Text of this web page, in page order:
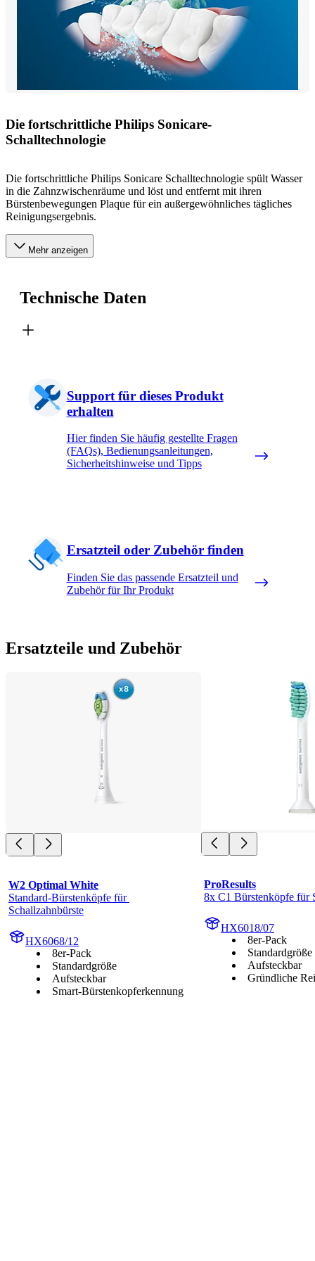
Die fortschrittliche Philips Sonicare-
Schalltechnologie
Die fortschrittliche Philips Sonicare Schalltechnologie spült Wasser
in die Zahnzwischenräume und löst und entfernt mit ihren
Bürstenbewegungen Plaque für ein außergewöhnliches tägliches
Reinigungsergebnis.
Mehr anzeigen
Technische Daten
Support für dieses Produkt
erhalten
Hier finden Sie häufig gestellte Fragen
(FAQs), Bedienungsanleitungen,
Sicherheitshinweise und Tipps
Ersatzteil oder Zubehör finden
Finden Sie das passende Ersatzteil und
Zubehör für Ihr Produkt
Ersatzteile und Zubehör
W2 Optimal White
Standard-Bürstenköpfe für
Schallzahnbürste
HX6068/12
8er-Pack
Standardgröße
Aufsteckbar
Smart-Bürstenkopferkennung
ProResults
8x C1 Bürstenköpfe für
HX6018/07
8er-Pack
Standardgröße
Aufsteckbar
Gründliche